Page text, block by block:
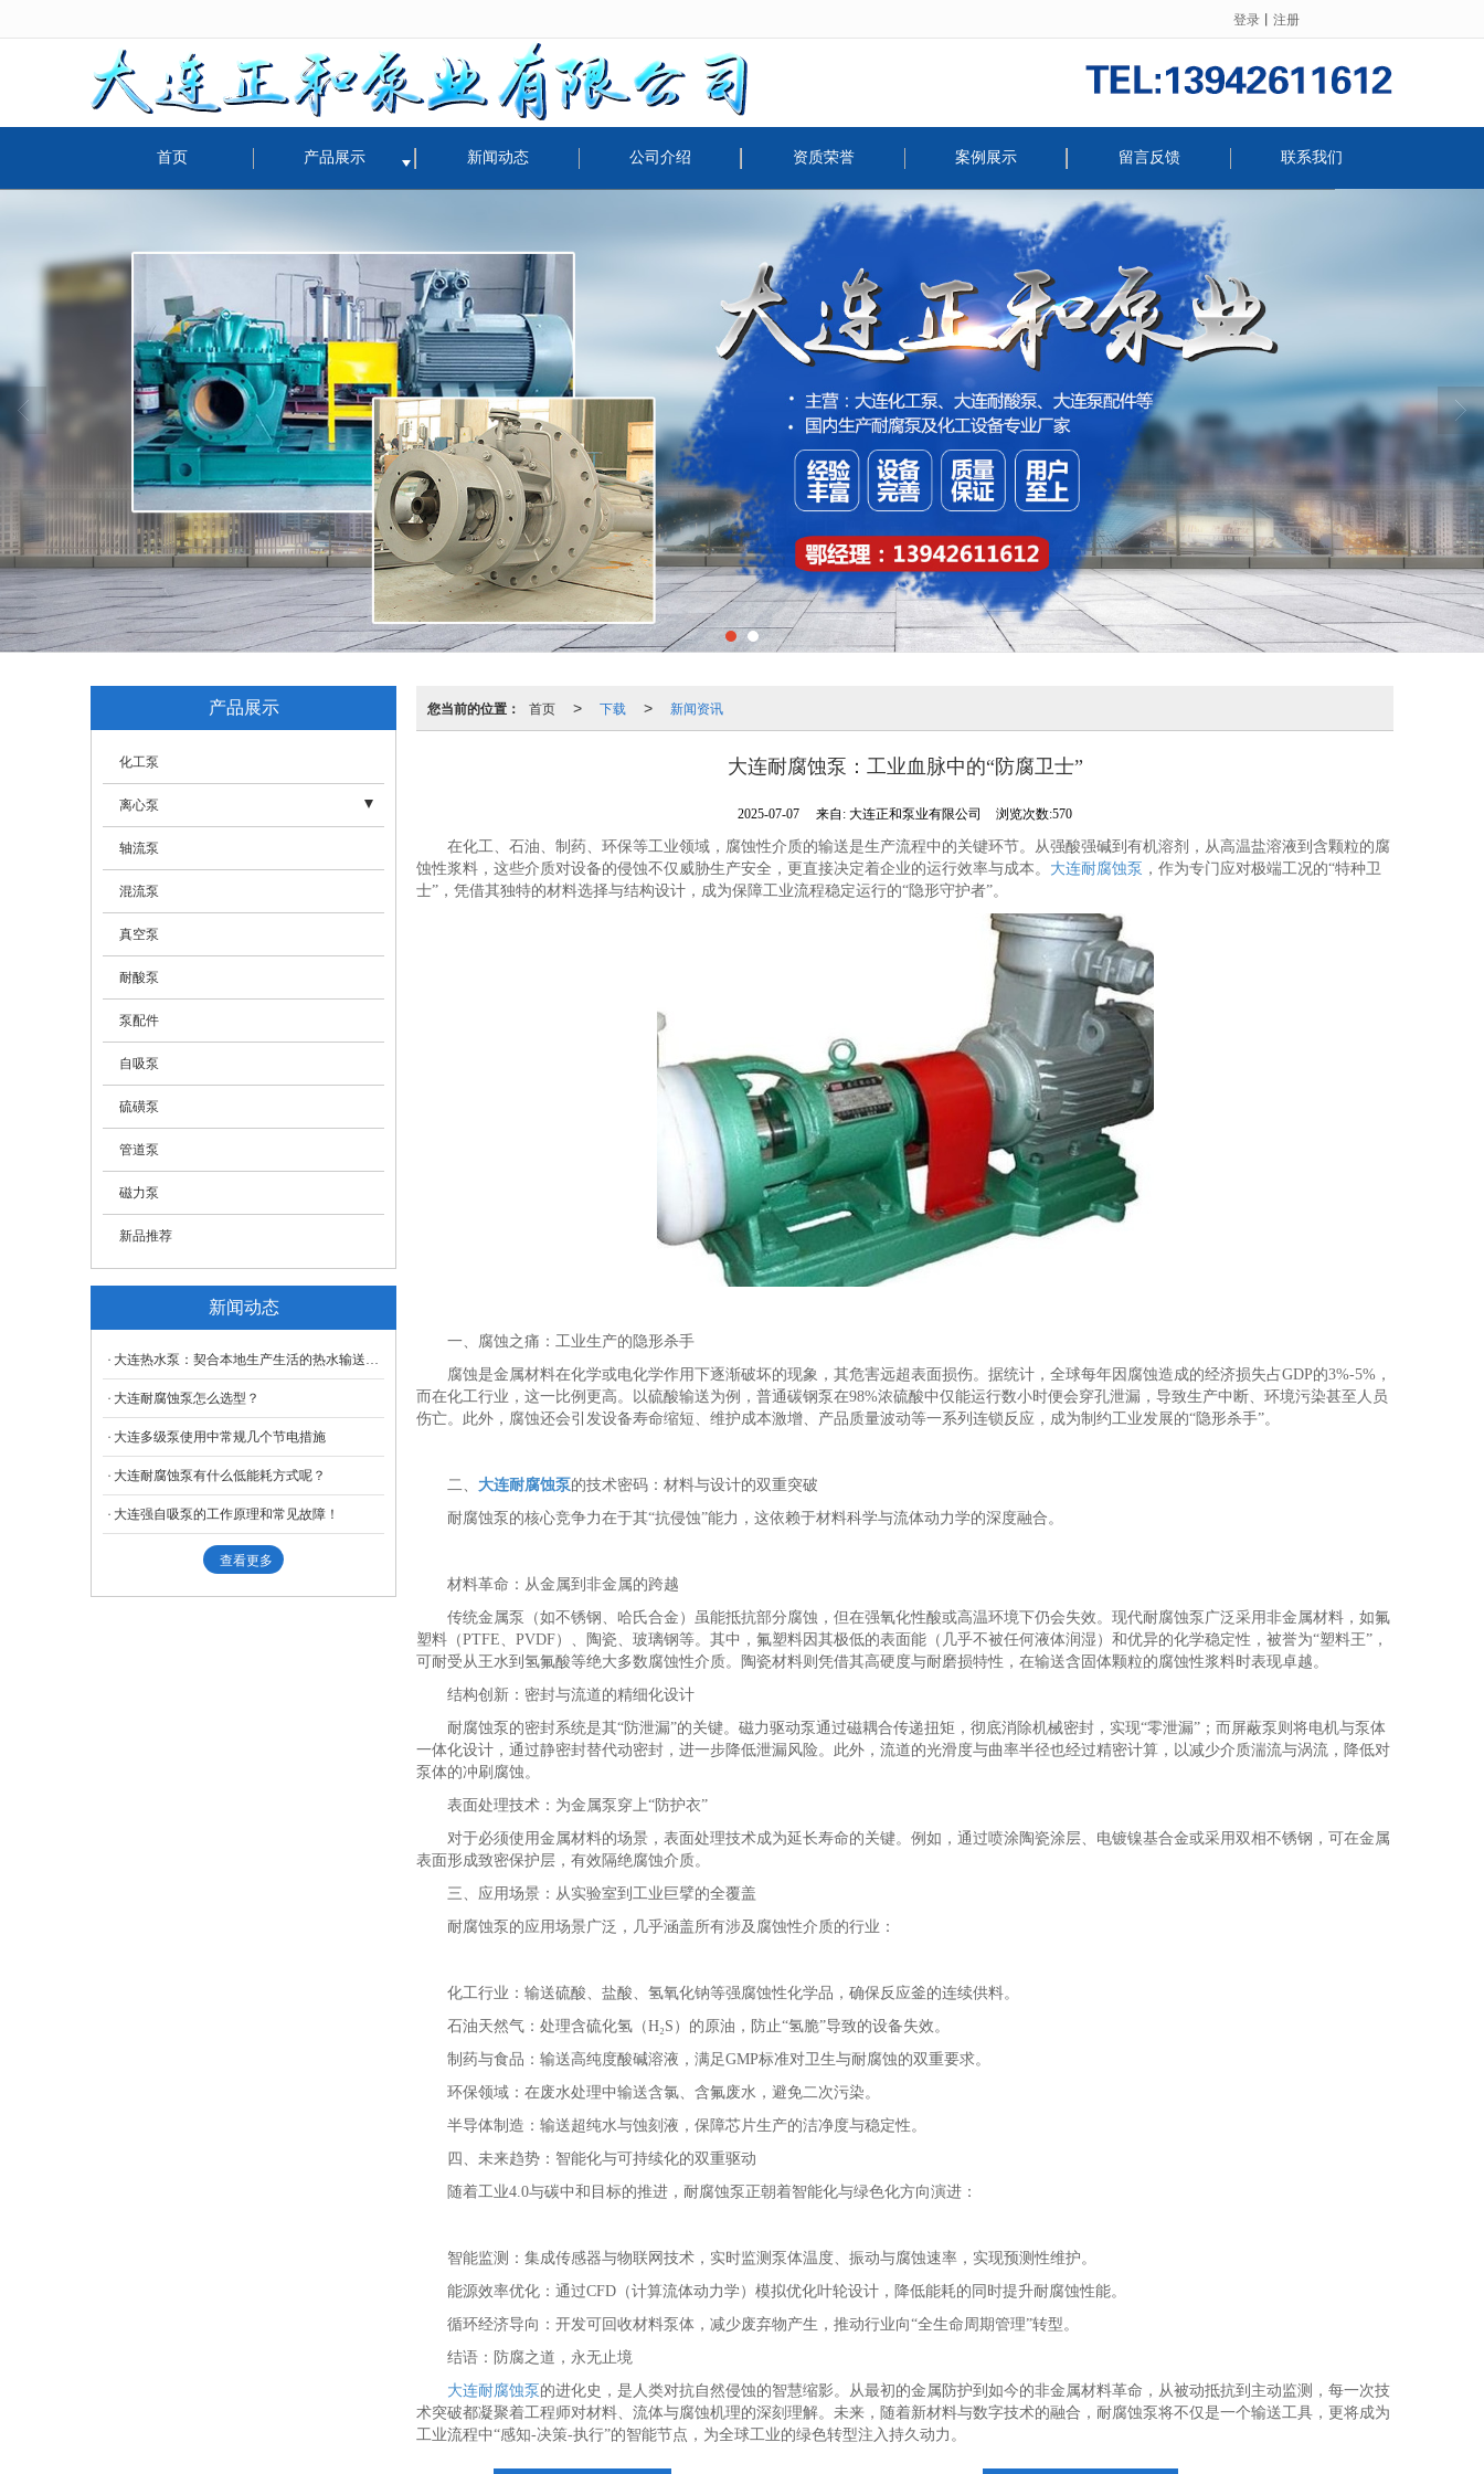
登录 丨 注册
首页 产品展示 新闻动态 公司介绍 资质荣誉 案例展示 留言反馈 联系我们
您当前的位置： 首页 > 下载 > 新闻资讯
大连耐腐蚀泵：工业血脉中的“防腐卫士”
2025-07-07 来自: 大连正和泵业有限公司 浏览次数:570
在化工、石油、制药、环保等工业领域，腐蚀性介质的输送是生产流程中的关键环节。从强酸强碱到有机溶剂，从高温盐溶液到含颗粒的腐
蚀性浆料，这些介质对设备的侵蚀不仅威胁生产安全，更直接决定着企业的运行效率与成本。 大连耐腐蚀泵 ，作为专门应对极端工况的“特种卫
士”，凭借其独特的材料选择与结构设计，成为保障工业流程稳定运行的“隐形守护者”。
一、腐蚀之痛：工业生产的隐形杀手
腐蚀是金属材料在化学或电化学作用下逐渐破坏的现象，其危害远超表面损伤。据统计，全球每年因腐蚀造成的经济损失占GDP的3%-5%，
而在化工行业，这一比例更高。以硫酸输送为例，普通碳钢泵在98%浓硫酸中仅能运行数小时便会穿孔泄漏，导致生产中断、环境污染甚至人员
伤亡。此外，腐蚀还会引发设备寿命缩短、维护成本激增、产品质量波动等一系列连锁反应，成为制约工业发展的“隐形杀手”。
二、 大连耐腐蚀泵的技术密码：材料与设计的双重突破
耐腐蚀泵的核心竞争力在于其“抗侵蚀”能力，这依赖于材料科学与流体动力学的深度融合。
材料革命：从金属到非金属的跨越
传统金属泵（如不锈钢、哈氏合金）虽能抵抗部分腐蚀，但在强氧化性酸或高温环境下仍会失效。现代耐腐蚀泵广泛采用非金属材料，如氟
塑料（PTFE、PVDF）、陶瓷、玻璃钢等。其中，氟塑料因其极低的表面能（几乎不被任何液体润湿）和优异的化学稳定性，被誉为“塑料王”，
可耐受从王水到氢氟酸等绝大多数腐蚀性介质。陶瓷材料则凭借其高硬度与耐磨损特性，在输送含固体颗粒的腐蚀性浆料时表现卓越。
结构创新：密封与流道的精细化设计
耐腐蚀泵的密封系统是其“防泄漏”的关键。磁力驱动泵通过磁耦合传递扭矩，彻底消除机械密封，实现“零泄漏”；而屏蔽泵则将电机与泵体
一体化设计，通过静密封替代动密封，进一步降低泄漏风险。此外，流道的光滑度与曲率半径也经过精密计算，以减少介质湍流与涡流，降低对
泵体的冲刷腐蚀。
表面处理技术：为金属泵穿上“防护衣”
对于必须使用金属材料的场景，表面处理技术成为延长寿命的关键。例如，通过喷涂陶瓷涂层、电镀镍基合金或采用双相不锈钢，可在金属
表面形成致密保护层，有效隔绝腐蚀介质。
三、应用场景：从实验室到工业巨擘的全覆盖
耐腐蚀泵的应用场景广泛，几乎涵盖所有涉及腐蚀性介质的行业：
化工行业：输送硫酸、盐酸、氢氧化钠等强腐蚀性化学品，确保反应釜的连续供料。
石油天然气：处理含硫化氢（H₂S）的原油，防止“氢脆”导致的设备失效。
制药与食品：输送高纯度酸碱溶液，满足GMP标准对卫生与耐腐蚀的双重要求。
环保领域：在废水处理中输送含氯、含氟废水，避免二次污染。
半导体制造：输送超纯水与蚀刻液，保障芯片生产的洁净度与稳定性。
四、未来趋势：智能化与可持续化的双重驱动
随着工业4.0与碳中和目标的推进，耐腐蚀泵正朝着智能化与绿色化方向演进：
智能监测：集成传感器与物联网技术，实时监测泵体温度、振动与腐蚀速率，实现预测性维护。
能源效率优化：通过CFD（计算流体动力学）模拟优化叶轮设计，降低能耗的同时提升耐腐蚀性能。
循环经济导向：开发可回收材料泵体，减少废弃物产生，推动行业向“全生命周期管理”转型。
结语：防腐之道，永无止境
大连耐腐蚀泵 的进化史，是人类对抗自然侵蚀的智慧缩影。从最初的金属防护到如今的非金属材料革命，从被动抵抗到主动监测，每一次技
术突破都凝聚着工程师对材料、流体与腐蚀机理的深刻理解。未来，随着新材料与数字技术的融合，耐腐蚀泵将不仅是一个输送工具，更将成为
工业流程中“感知-决策-执行”的智能节点，为全球工业的绿色转型注入持久动力。
产品展示
化工泵
离心泵
- 离心泵
- 耐腐蚀化工泵
- 多级泵
- 长轴液下泵
- 高温高压热水泵
轴流泵
混流泵
真空泵
耐酸泵
泵配件
自吸泵
硫磺泵
管道泵
磁力泵
新品推荐
新闻动态
大连热水泵：契合本地生产生活的热水输送关键装置
大连耐腐蚀泵怎么选型？
大连多级泵使用中常规几个节电措施
大连耐腐蚀泵有什么低能耗方式呢？
大连强自吸泵的工作原理和常见故障！
查看更多